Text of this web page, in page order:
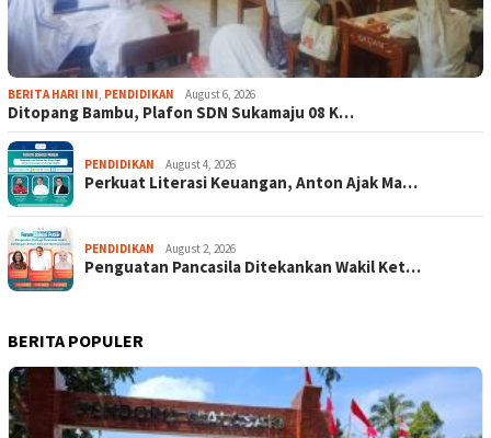
BERITA HARI INI, PENDIDIKAN August 6, 2026
Ditopang Bambu, Plafon SDN Sukamaju 08 K…
PENDIDIKAN August 4, 2026
Perkuat Literasi Keuangan, Anton Ajak Ma…
PENDIDIKAN August 2, 2026
Penguatan Pancasila Ditekankan Wakil Ket…
BERITA POPULER